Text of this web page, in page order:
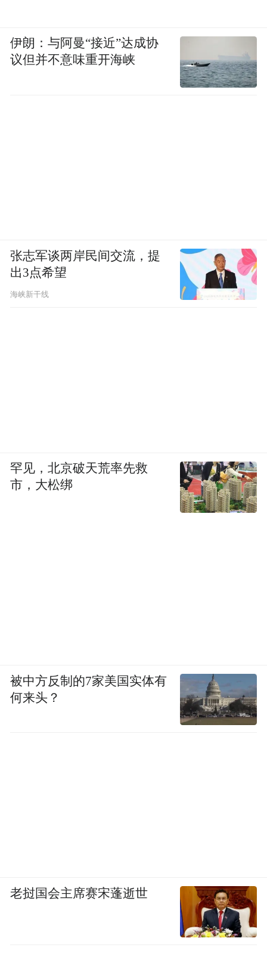
伊朗：与阿曼“接近”达成协
议但并不意味重开海峡
张志军谈两岸民间交流，提
出3点希望
海峡新干线
罕见，北京破天荒率先救
市，大松绑
被中方反制的7家美国实体有
何来头？
老挝国会主席赛宋蓬逝世